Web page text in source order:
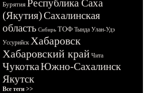
Бурятия Республика Саха
(Якутия)Сахалинская
область Сибирь ТОФ Тында Улан-Удэ
Уссурийск Хабаровск
Хабаровский край Чита
ЧукоткаЮжно-Сахалинск
Якутск
Все теги >>